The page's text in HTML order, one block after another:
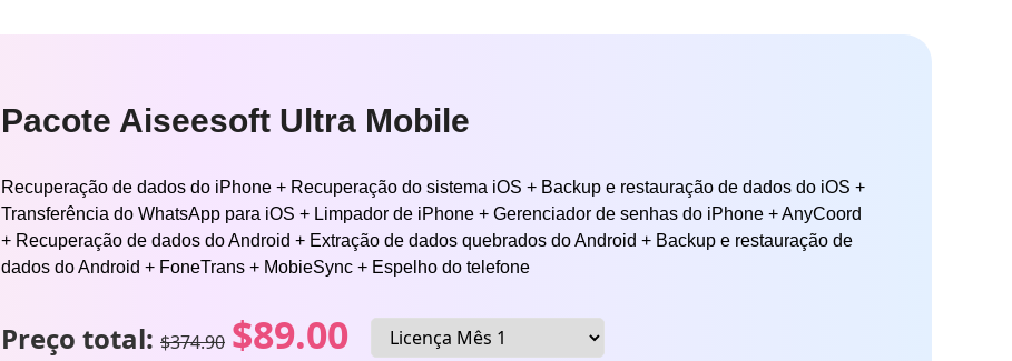
Pacote Aiseesoft Ultra Mobile
Recuperação de dados do iPhone + Recuperação do sistema iOS + Backup e restauração de dados do iOS +
Transferência do WhatsApp para iOS + Limpador de iPhone + Gerenciador de senhas do iPhone + AnyCoord
+ Recuperação de dados do Android + Extração de dados quebrados do Android + Backup e restauração de
dados do Android + FoneTrans + MobieSync + Espelho do telefone
Preço total: $374.90 $89.00